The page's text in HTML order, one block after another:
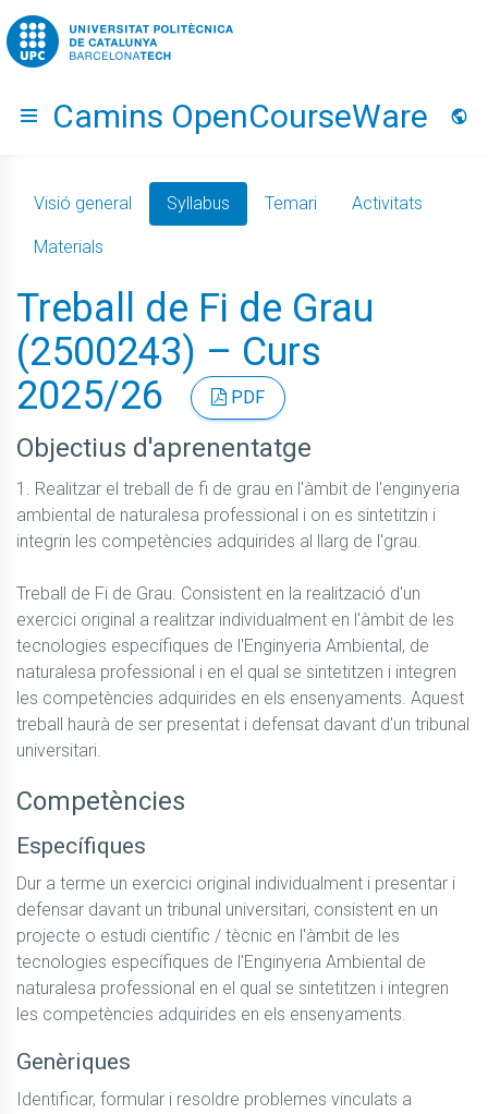
Go to upc.edu
Hide menu
Camins OpenCourseWare
Visió general Syllabus Temari Activitats
Materials
Treball de Fi de Grau
(2500243) – Curs
2025/26
PDF
Objectius d'aprenentatge
1. Realitzar el treball de fi de grau en l'àmbit de l'enginyeria
ambiental de naturalesa professional i on es sintetitzin i
integrin les competències adquirides al llarg de l'grau.
Treball de Fi de Grau. Consistent en la realització d'un
exercici original a realitzar individualment en l'àmbit de les
tecnologies específiques de l'Enginyeria Ambiental, de
naturalesa professional i en el qual se sintetitzen i integren
les competències adquirides en els ensenyaments. Aquest
treball haurà de ser presentat i defensat davant d'un tribunal
universitari.
Competències
Específiques
Dur a terme un exercici original individualment i presentar i
defensar davant un tribunal universitari, consistent en un
projecte o estudi científic / tècnic en l'àmbit de les
tecnologies específiques de l'Enginyeria Ambiental de
naturalesa professional en el qual se sintetitzen i integren
les competències adquirides en els ensenyaments.
Genèriques
Identificar, formular i resoldre problemes vinculats a